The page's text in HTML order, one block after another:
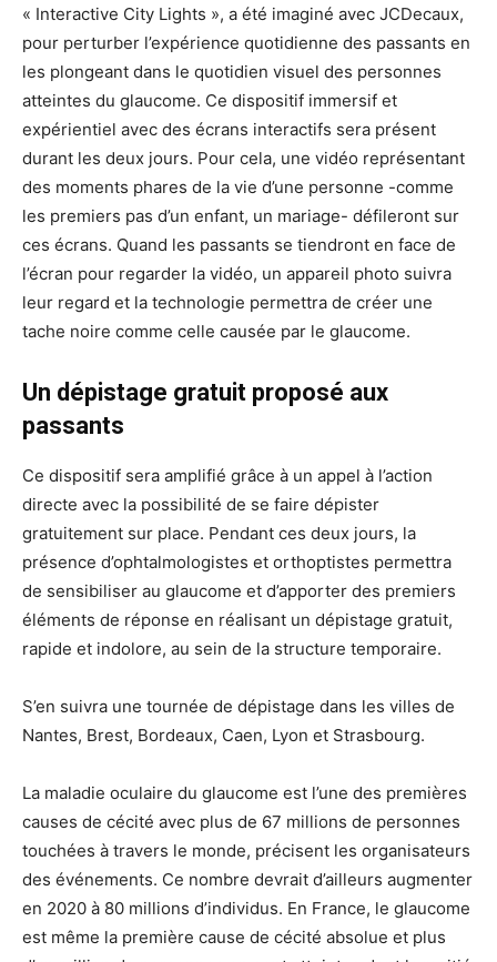
« Interactive City Lights », a été imaginé avec JCDecaux,
pour perturber l’expérience quotidienne des passants en
les plongeant dans le quotidien visuel des personnes
atteintes du glaucome. Ce dispositif immersif et
expérientiel avec des écrans interactifs sera présent
durant les deux jours. Pour cela, une vidéo représentant
des moments phares de la vie d’une personne -comme
les premiers pas d’un enfant, un mariage- défileront sur
ces écrans. Quand les passants se tiendront en face de
l’écran pour regarder la vidéo, un appareil photo suivra
leur regard et la technologie permettra de créer une
tache noire comme celle causée par le glaucome.
Un dépistage gratuit proposé aux
passants
Ce dispositif sera amplifié grâce à un appel à l’action
directe avec la possibilité de se faire dépister
gratuitement sur place. Pendant ces deux jours, la
présence d’ophtalmologistes et orthoptistes permettra
de sensibiliser au glaucome et d’apporter des premiers
éléments de réponse en réalisant un dépistage gratuit,
rapide et indolore, au sein de la structure temporaire.
S’en suivra une tournée de dépistage dans les villes de
Nantes, Brest, Bordeaux, Caen, Lyon et Strasbourg.
La maladie oculaire du glaucome est l’une des premières
causes de cécité avec plus de 67 millions de personnes
touchées à travers le monde, précisent les organisateurs
des événements. Ce nombre devrait d’ailleurs augmenter
en 2020 à 80 millions d’individus. En France, le glaucome
est même la première cause de cécité absolue et plus